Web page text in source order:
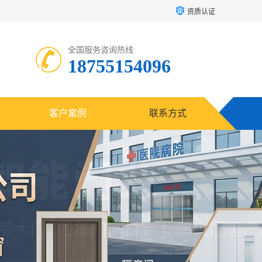
资质认证
全国服务咨询热线:
18755154096
客户案例 联系方式